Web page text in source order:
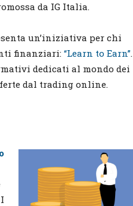
da IG Italia.
un’iniziativa per chi
finanziari:“Learn to Earn”.
dedicati al mondo dei
dal trading online.